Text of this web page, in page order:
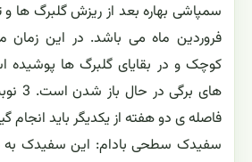
سمپاشی بهاره بعد از ریزش گلبرگ ها
فروردین ماه می باشد. در این زمان
کوچک و در بقایای گلبرگ ها پوشیده
های
فاصله ی دو هفته از یکدیگر باید انجام
سفیدک سطحی بادام: این سفیدک به